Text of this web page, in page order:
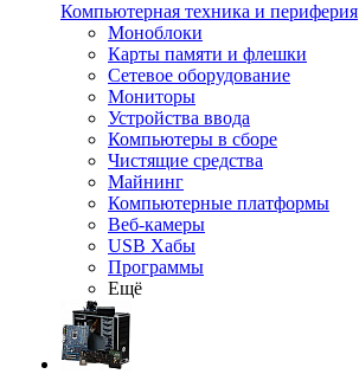
Компьютерная техника и периферия
Моноблоки
Карты памяти и флешки
Сетевое оборудование
Мониторы
Устройства ввода
Компьютеры в сборе
Чистящие средства
Майнинг
Компьютерные платформы
Веб-камеры
USB Хабы
Программы
Ещё